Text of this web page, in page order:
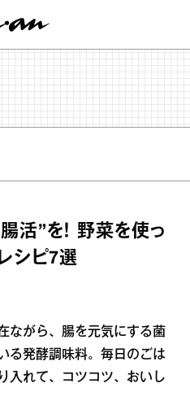
活”を！ 野菜を使っ
シピ7選
ながら、腸を元気にする菌
る発酵調味料。毎日のごは
入れて、コツコツ、おいし